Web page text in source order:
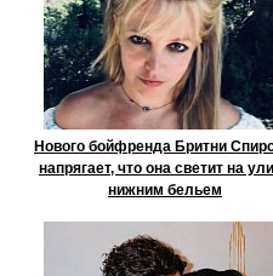
Нового бойфренда Бритни
напрягает, что она светит на
нижним бельем